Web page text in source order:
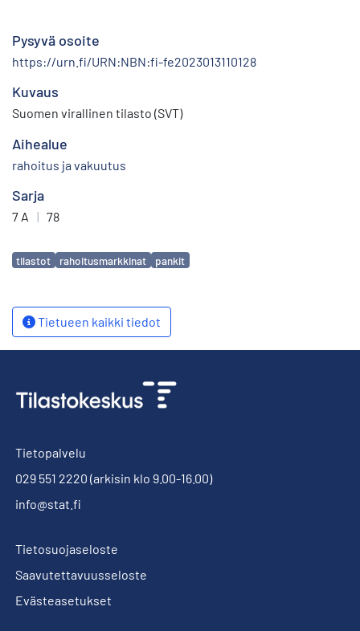
Pysyvä osoite
https://urn.fi/URN:NBN:fi-fe2023013110128
Kuvaus
Suomen virallinen tilasto (SVT)
Aihealue
rahoitus ja vakuutus
Sarja
7 A | 78
Avainsanat
tilastot rahoitusmarkkinat pankit
Tietueen kaikki tiedot
Tietopalvelu
029 551 2220 (arkisin klo 9.00-16.00)
info@stat.fi
Tietosuojaseloste
Saavutettavuusseloste
Evästeasetukset